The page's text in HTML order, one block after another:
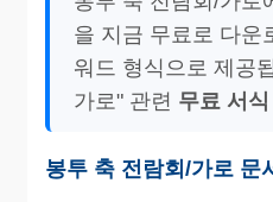
을 지금 무료로 다운
워드 형식으로 제공
가로" 관련 무료 서식
봉투 축 전람회/가로 문